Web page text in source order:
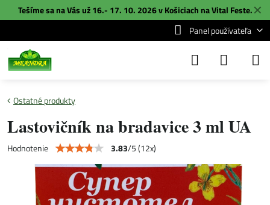
✕
Tešíme sa na Vás už 16.- 17. 10. 2026 v Košiciach naVital Feste.
Panel používateľa
Ostatné produkty
Lastovičník na bradavice 3 ml UA
Hodnotenie 3.83/5(12x)